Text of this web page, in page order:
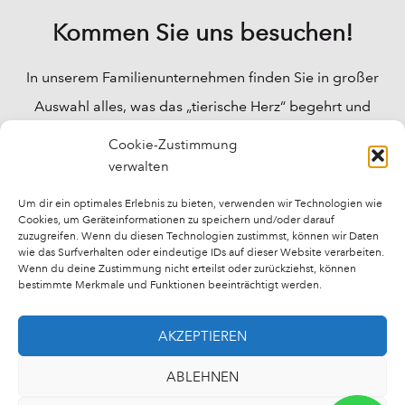
Cookie-Zustimmung
verwalten
Um dir ein optimales Erlebnis zu bieten, verwenden wir Technologien wie
Cookies, um Geräteinformationen zu speichern und/oder darauf
zuzugreifen. Wenn du diesen Technologien zustimmst, können wir Daten
wie das Surfverhalten oder eindeutige IDs auf dieser Website verarbeiten.
Wenn du deine Zustimmung nicht erteilst oder zurückziehst, können
bestimmte Merkmale und Funktionen beeinträchtigt werden.
AKZEPTIEREN
ABLEHNEN
Kommen Sie uns besuchen!
In unserem Familienunternehmen finden Sie in großer
Auswahl alles, was das „tierische Herz“ begehrt und
Ihre Fragen werden bei uns fachkundig beantwortet.
Wir können Ihnen für fast alle „tierischen“ Probleme
Ihrer Tiere bieten wir fast alles an.
Impressum Datenschutzerklärung Kontakt